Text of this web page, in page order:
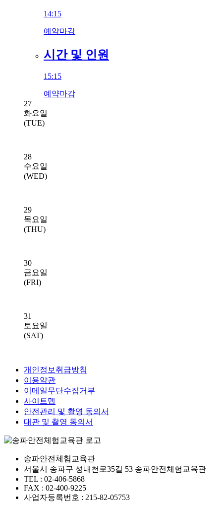
14:15
예약마감
시간 및 인원
15:15
예약마감
27
화요일
(TUE)
28
수요일
(WED)
29
목요일
(THU)
30
금요일
(FRI)
31
토요일
(SAT)
개인정보취급방침
이용약관
이메일무단수집거부
사이트맵
안전관리 및 촬영 동의서
대관 및 촬영 동의서
송파안전체험교육관
서울시 송파구 성내천로35길 53 송파안전체험교육관
TEL : 02-406-5868
FAX : 02-400-9225
사업자등록번호 : 215-82-05753